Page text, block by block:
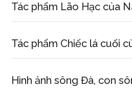
Tác phẩm Lão Hạc của
Tác phẩm Chiếc lá cuối
Hình ảnh sông Đà, con